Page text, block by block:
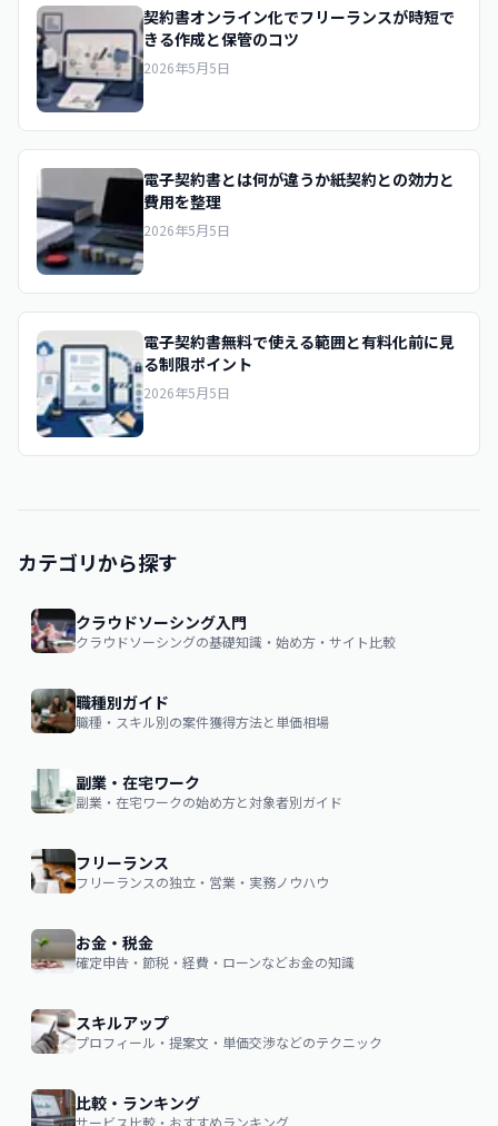
契約書オンライン化でフリーランスが時短で
きる作成と保管のコツ
2026年5月5日
電子契約書とは何が違うか紙契約との効力と
費用を整理
2026年5月5日
電子契約書無料で使える範囲と有料化前に見
る制限ポイント
2026年5月5日
カテゴリから探す
クラウドソーシング入門
クラウドソーシングの基礎知識・始め方・サイト比較
職種別ガイド
職種・スキル別の案件獲得方法と単価相場
副業・在宅ワーク
副業・在宅ワークの始め方と対象者別ガイド
フリーランス
フリーランスの独立・営業・実務ノウハウ
お金・税金
確定申告・節税・経費・ローンなどお金の知識
スキルアップ
プロフィール・提案文・単価交渉などのテクニック
比較・ランキング
サービス比較・おすすめランキング